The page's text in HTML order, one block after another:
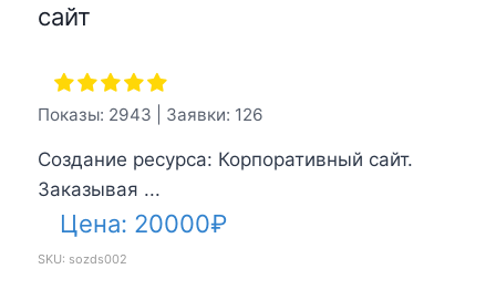
сайт
Показы: 2943 | Заявки: 126
Создание ресурса: Корпоративный сайт.
Заказывая ...
Цена: 20000₽
SKU: sozds002